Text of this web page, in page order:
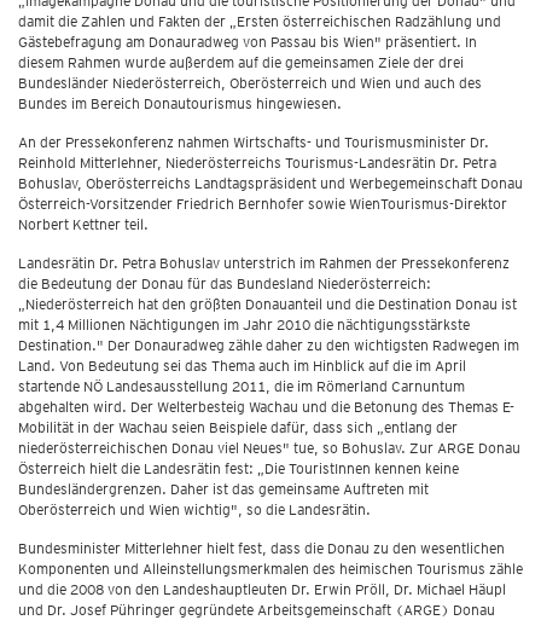
damit die Zahlen und Fakten der „Ersten österreichischen Radzählung und
Gästebefragung am Donauradweg von Passau bis Wien" präsentiert. In
diesem Rahmen wurde außerdem auf die gemeinsamen Ziele der drei
Bundesländer Niederösterreich, Oberösterreich und Wien und auch des
Bundes im Bereich Donautourismus hingewiesen.
An der Pressekonferenz nahmen Wirtschafts- und Tourismusminister Dr.
Reinhold Mitterlehner, Niederösterreichs Tourismus-Landesrätin Dr. Petra
Bohuslav, Oberösterreichs Landtagspräsident und Werbegemeinschaft Donau
Österreich-Vorsitzender Friedrich Bernhofer sowie WienTourismus-Direktor
Norbert Kettner teil.
Landesrätin Dr. Petra Bohuslav unterstrich im Rahmen der Pressekonferenz
die Bedeutung der Donau für das Bundesland Niederösterreich:
„Niederösterreich hat den größten Donauanteil und die Destination Donau ist
mit 1,4 Millionen Nächtigungen im Jahr 2010 die nächtigungsstärkste
Destination." Der Donauradweg zähle daher zu den wichtigsten Radwegen im
Land. Von Bedeutung sei das Thema auch im Hinblick auf die im April
startende NÖ Landesausstellung 2011, die im Römerland Carnuntum
abgehalten wird. Der Welterbesteig Wachau und die Betonung des Themas E-
Mobilität in der Wachau seien Beispiele dafür, dass sich „entlang der
niederösterreichischen Donau viel Neues" tue, so Bohuslav. Zur ARGE Donau
Österreich hielt die Landesrätin fest: „Die TouristInnen kennen keine
Bundesländergrenzen. Daher ist das gemeinsame Auftreten mit
Oberösterreich und Wien wichtig", so die Landesrätin.
Bundesminister Mitterlehner hielt fest, dass die Donau zu den wesentlichen
Komponenten und Alleinstellungsmerkmalen des heimischen Tourismus zähle
und die 2008 von den Landeshauptleuten Dr. Erwin Pröll, Dr. Michael Häupl
und Dr. Josef Pühringer gegründete Arbeitsgemeinschaft (ARGE) Donau